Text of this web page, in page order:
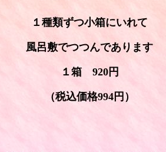
１種類ずつ小箱にいれて
風呂敷でつつんであります
１箱 920円
（税込価格994円）